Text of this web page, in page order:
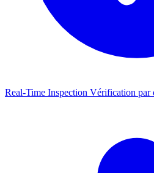
Real-Time Inspection Vérification par